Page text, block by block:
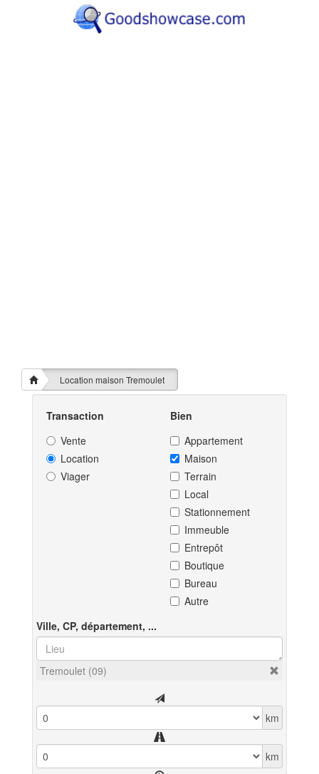
Location maison Tremoulet
Transaction
Vente
Location
Viager
Bien
Appartement
Maison
Terrain
Local
Stationnement
Immeuble
Entrepôt
Boutique
Bureau
Autre
Ville, CP, département, ...
Tremoulet (09)
km
km